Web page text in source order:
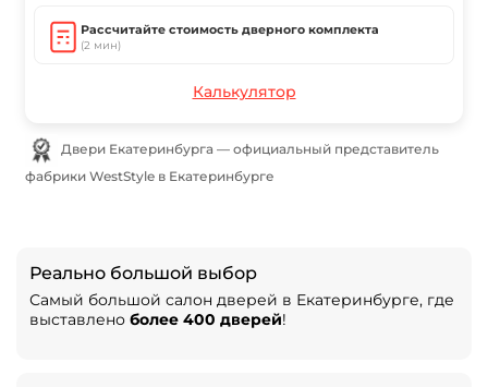
Рассчитайте стоимость дверного комплекта
(2 мин)
Калькулятор
фабрики WestStyle в Екатеринбурге
Реально большой выбор
Самый большой салон дверей в Екатеринбурге, где
выставлено более 400 дверей!